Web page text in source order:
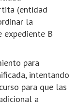
(entidad
la
expediente B
para
intentando
para que las
a